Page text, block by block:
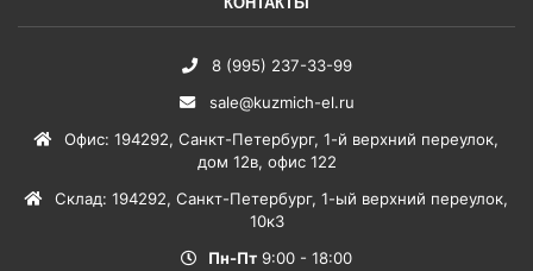
8 (995) 237-33-99
sale@kuzmich-el.ru
Офис: 194292, Санкт-Петербург, 1-й верхний переулок,
дом 12в, офис 122
Склад: 194292, Санкт-Петербург, 1-ый верхний переулок,
10к3
Пн-Пт 9:00 - 18:00